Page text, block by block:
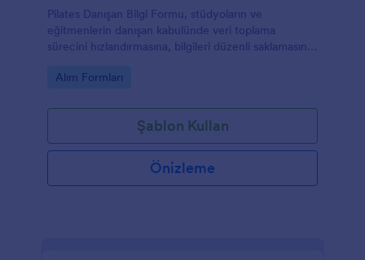
Pilates Danışan Bilgi Formu, stüdyoların ve
eğitmenlerin danışan kabulünde veri toplama
sürecini hızlandırmasına, bilgileri düzenli saklamasına
yönetmesine yardımcı olur.
Go to Category:
Alım Formları
Şablon Kullan
Önizleme